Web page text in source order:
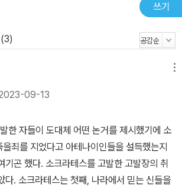
쓰기
09-13
한 자들이 도대체 어떤 논거를 제시했기에 소
죄를 지었다고 아테나이인들을 설득했는지
기곤 했다. 소크라테스를 고발한 고발장의 취
다. 소크라테스는 첫째, 나라에서 믿는 신들을